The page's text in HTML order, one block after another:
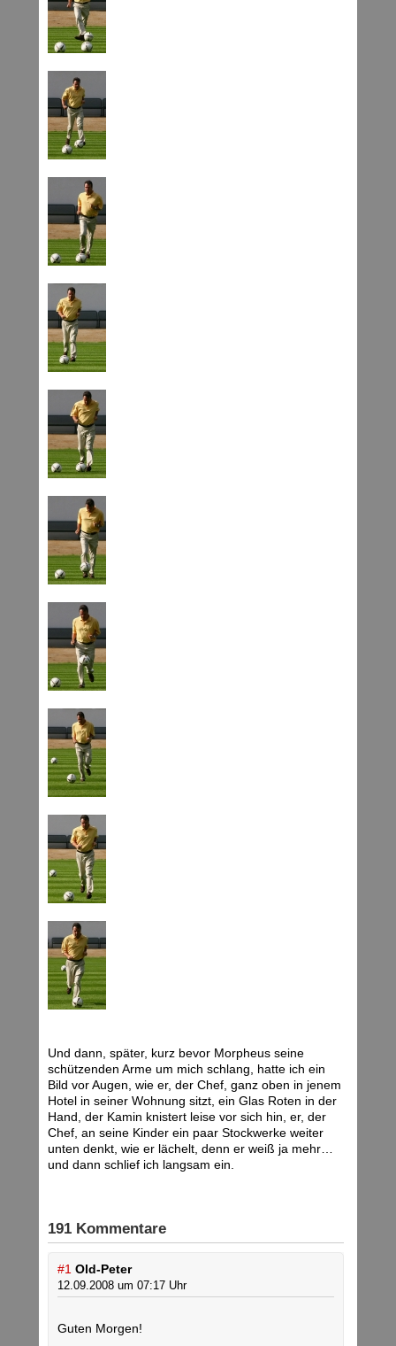
Und dann, später, kurz bevor Morpheus seine
schützenden Arme um mich schlang, hatte ich ein
Bild vor Augen, wie er, der Chef, ganz oben in jenem
Hotel in seiner Wohnung sitzt, ein Glas Roten in der
Hand, der Kamin knistert leise vor sich hin, er, der
Chef, an seine Kinder ein paar Stockwerke weiter
unten denkt, wie er lächelt, denn er weiß ja mehr…
und dann schlief ich langsam ein.
191 Kommentare
#1 Old-Peter
12.09.2008 um 07:17 Uhr
Guten Morgen!